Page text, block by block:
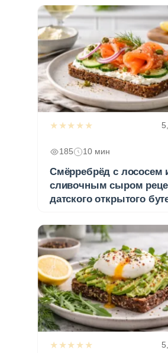
★★★★★
185 10 мин
Смёрребрёд с лососем
сливочным сыром
датского открытого
★★★★★